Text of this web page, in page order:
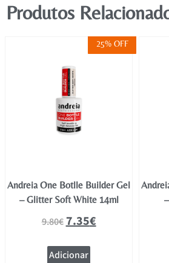
Produtos
25% OFF
Andreia One Botlle Builder Gel
– Glitter Soft White 14ml
9.80€7.35€
Adicionar